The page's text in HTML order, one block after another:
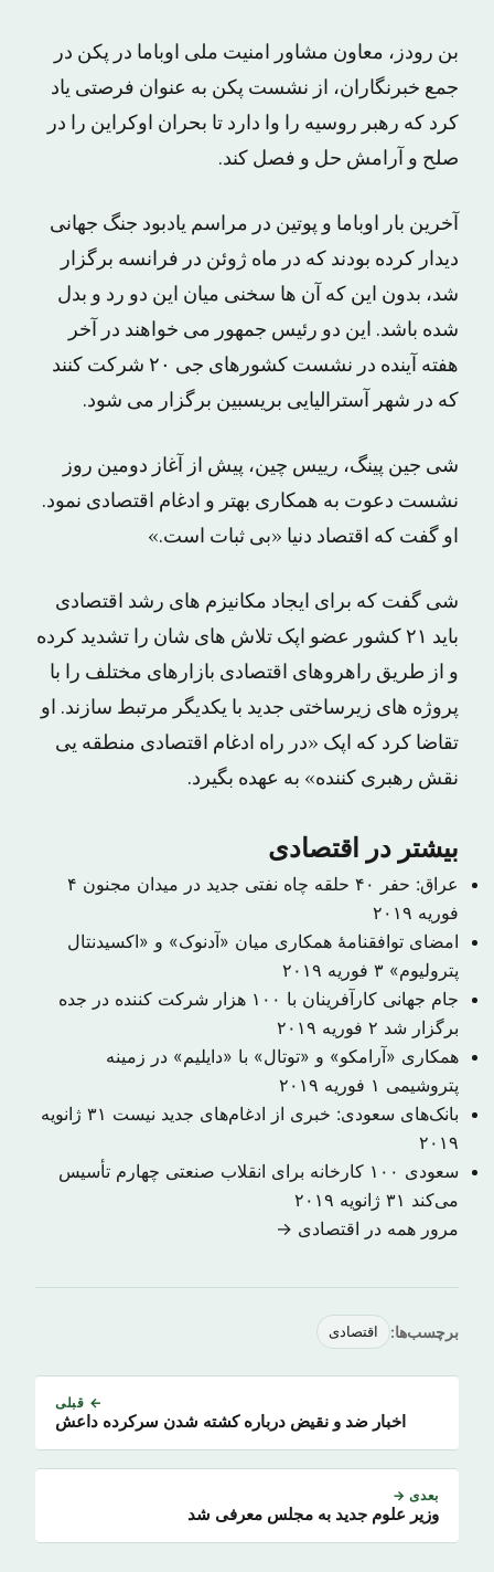
بن رودز، معاون مشاور امنیت ملی اوباما در پکن در
جمع خبرنگاران، از نشست پکن به عنوان فرصتی یاد
کرد که رهبر روسیه را وا دارد تا بحران اوکراین را در
صلح و آرامش حل و فصل کند.
آخرین بار اوباما و پوتین در مراسم یادبود جنگ جهانی
دیدار کرده بودند که در ماه ژوئن در فرانسه برگزار
شد، بدون این که آن ها سخنی میان این دو رد و بدل
شده باشد. این دو رئیس جمهور می خواهند در آخر
هفته آینده در نشست کشورهای جی ۲۰ شرکت کنند
که در شهر آسترالیایی بریسبین برگزار می شود.
شی جین پینگ، رییس چین، پیش از آغاز دومین روز
نشست دعوت به همکاری بهتر و ادغام اقتصادی نمود.
او گفت که اقتصاد دنیا «بی ثبات است.»
شی گفت که برای ایجاد مکانیزم های رشد اقتصادی
باید ۲۱ کشور عضو اپک تلاش های شان را تشدید کرده
و از طریق راهروهای اقتصادی بازارهای مختلف را با
پروژه های زیرساختی جدید با یکدیگر مرتبط سازند. او
تقاضا کرد که اپک «در راه ادغام اقتصادی منطقه یی
نقش رهبری کننده» به عهده بگیرد.
بیشتر در اقتصادی
عراق: حفر ۴۰ حلقه چاه نفتی جدید در میدان مجنون
۴
فوریه ۲۰۱۹
امضای توافقنامهٔ همکاری میان «آدنوک» و «اکسیدنتال
پترولیوم» ۳ فوریه ۲۰۱۹
جام جهانی کارآفرینان با ۱۰۰ هزار شرکت کننده در جده
برگزار شد ۲ فوریه ۲۰۱۹
همکاری «آرامکو» و «توتال» با «دایلیم» در زمینه
پتروشیمی ۱ فوریه ۲۰۱۹
بانک‌های سعودی: خبری از ادغام‌های جدید نیست
۳۱ ژانویه
۲۰۱۹
سعودی ۱۰۰ کارخانه برای انقلاب صنعتی چهارم تأسیس
می‌کند ۳۱ ژانویه ۲۰۱۹
مرور همه در اقتصادی →
برچسب‌ها: اقتصادی
← قبلی
اخبار ضد و نقیض درباره کشته شدن سرکرده داعش
بعدی →
وزیر علوم جدید به مجلس معرفی شد